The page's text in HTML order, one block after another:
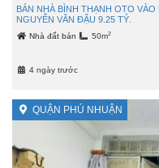
BÁN NHÀ BÌNH THẠNH OTO
NGUYỄN VĂN ĐẬU 9.25 TỶ.
Nhà đất bán 50m2
4 ngày trước
QUẬN PHÚ NHUẬN